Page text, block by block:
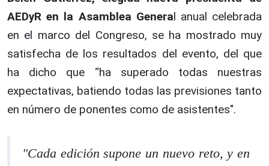
AEDyR en la Asamblea General anual celebrada
en el marco del Congreso, se ha mostrado muy
satisfecha de los resultados del evento, del que
ha dicho que “ha superado todas nuestras
expectativas, batiendo todas las previsiones tanto
en número de ponentes como de asistentes".
"Cada edición supone un nuevo reto, y en